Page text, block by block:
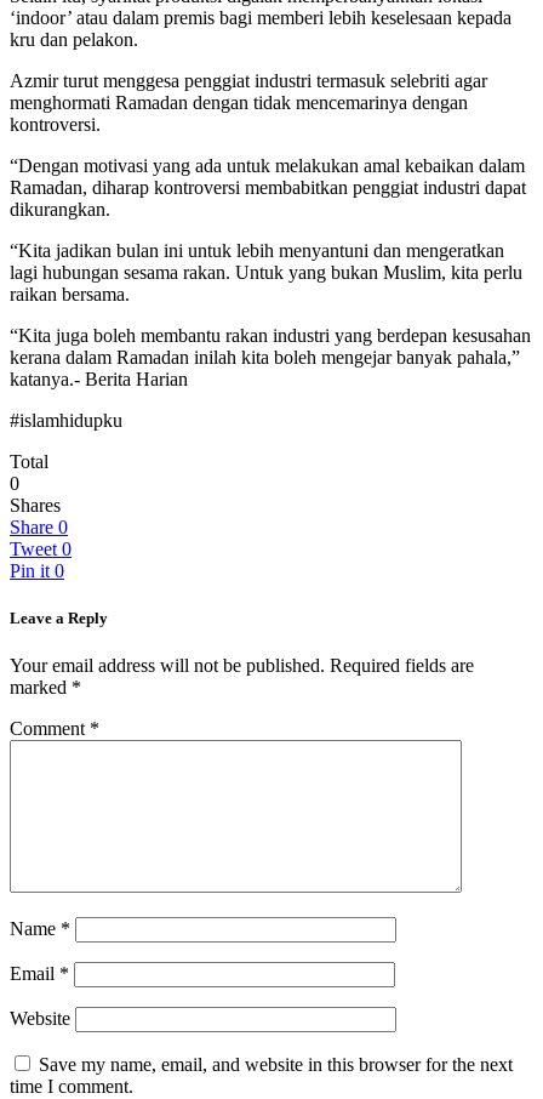
‘indoor’ atau dalam premis bagi memberi lebih keselesaan kepada
kru dan pelakon.
Azmir turut menggesa penggiat industri termasuk selebriti agar
menghormati Ramadan dengan tidak mencemarinya dengan
kontroversi.
“Dengan motivasi yang ada untuk melakukan amal kebaikan dalam
Ramadan, diharap kontroversi membabitkan penggiat industri dapat
dikurangkan.
“Kita jadikan bulan ini untuk lebih menyantuni dan mengeratkan
lagi hubungan sesama rakan. Untuk yang bukan Muslim, kita perlu
raikan bersama.
“Kita juga boleh membantu rakan industri yang berdepan kesusahan
kerana dalam Ramadan inilah kita boleh mengejar banyak pahala,”
katanya.- Berita Harian
#islamhidupku
Total
0
Shares
Share 0
Tweet 0
Pin it 0
Leave a Reply
Your email address will not be published. Required fields are
marked *
Comment *
Name *
Email *
Website
Save my name, email, and website in this browser for the next
time I comment.